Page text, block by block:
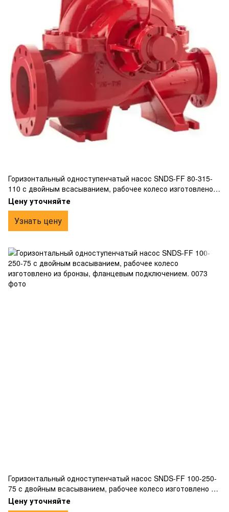
Горизонтальный одноступенчатый насос SNDS-FF 80-315-
110 с двойным всасыванием, рабочее колесо изготовлено
из бронзы, фланцевым подключением.
Цену уточняйте
Узнать цену
Горизонтальный одноступенчатый насос SNDS-FF 100-250-
75 с двойным всасыванием, рабочее колесо изготовлено из
бронзы, фланцевым подключением.
Цену уточняйте